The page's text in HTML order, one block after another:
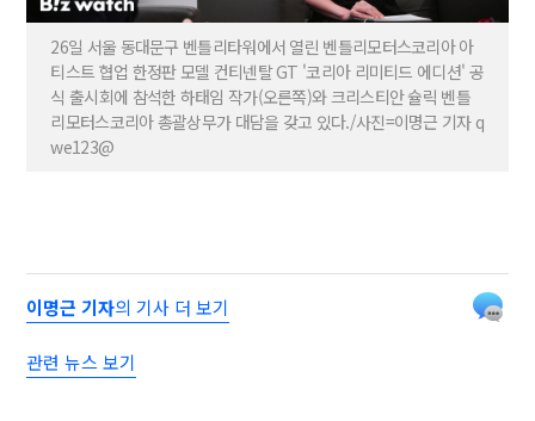
26일 서울 동대문구 벤틀리타워에서 열린 벤틀리모터스코리아 아
티스트 협업 한정판 모델 컨티넨탈 GT '코리아 리미티드 에디션' 공
식 출시회에 참석한 하태임 작가(오른쪽)와 크리스티안 슐릭 벤틀
리모터스코리아 총괄상무가 대담을 갖고 있다./사진=이명근 기자 q
we123@
이명근 기자의 기사 더 보기
관련 뉴스 보기